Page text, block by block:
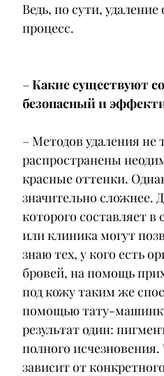
Ведь, по сути,
процесс.
– Какие существуют
безопасный и
– Методов удаления не
распространены
красные оттенки.
значительно сложнее.
которого составляет
или клиника могут
знаю тех, у кого есть
бровей, на помощь
под кожу таким же
помощью тату-
результат один:
полного
зависит от